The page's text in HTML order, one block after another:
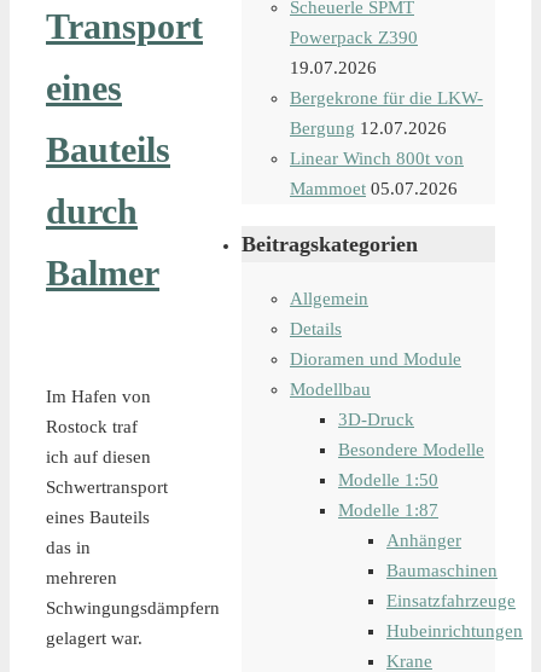
Transport
eines
Bauteils
durch
Balmer
Im Hafen von
Rostock traf
ich auf diesen
Schwertransport
eines Bauteils
das in
mehreren
Schwingungsdämpfern
gelagert war.
Scheuerle SPMT
Powerpack Z390
19.07.2026
Bergekrone für die LKW-
Bergung 12.07.2026
Linear Winch 800t von
Mammoet 05.07.2026
Beitragskategorien
Allgemein
Details
Dioramen und Module
Modellbau
3D-Druck
Besondere Modelle
Modelle 1:50
Modelle 1:87
Anhänger
Baumaschinen
Einsatzfahrzeuge
Hubeinrichtungen
Krane